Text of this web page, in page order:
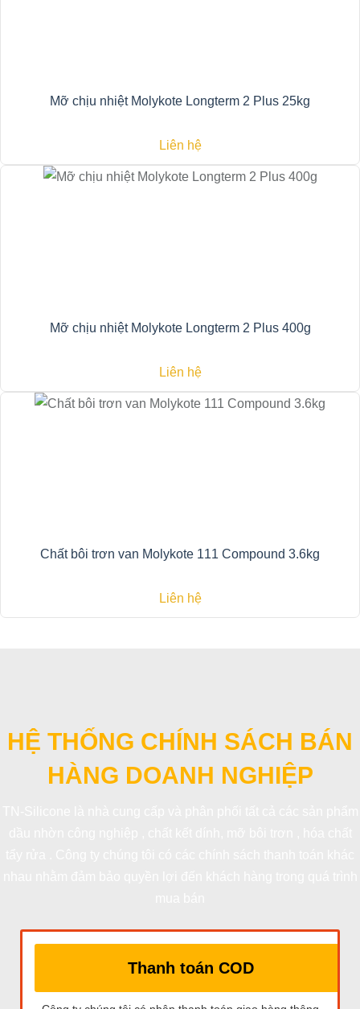
Mỡ chịu nhiệt Molykote Longterm 2 Plus 25kg
Liên hệ
Mỡ chịu nhiệt Molykote Longterm 2 Plus 400g
Liên hệ
Chất bôi trơn van Molykote 111 Compound 3.6kg
Liên hệ
HỆ THỐNG CHÍNH SÁCH BÁN
HÀNG DOANH NGHIỆP
Thanh toán COD